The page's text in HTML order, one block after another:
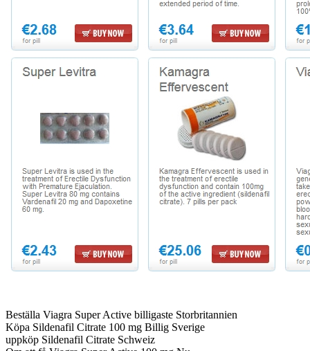
Beställa Viagra Super Active billigaste Storbritannien
Köpa Sildenafil Citrate 100 mg Billig Sverige
uppköp Sildenafil Citrate Schweiz